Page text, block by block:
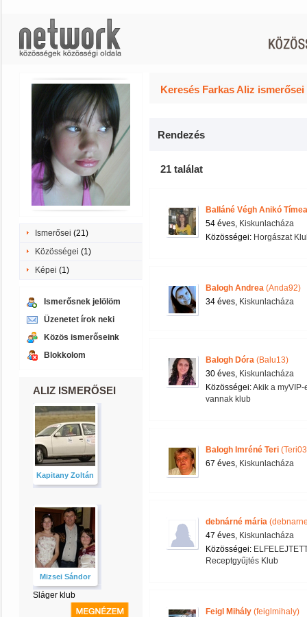
Ismerősei (21)
Közösségei (1)
Képei (1)
Ismerősnek jelölöm
Üzenetet írok neki
Közös ismerőseink
Blokkolom
ALIZ ISMERŐSEI
Kapitany Zoltán
Mizsei Sándor
Sláger klub
Keresés Farkas Aliz
Rendezés
21 találat
Balláné Végh Anikó Tímea
54 éves, Kiskunlacháza
Közösségei: Horgászat
Balogh Andrea (Anda92)
34 éves, Kiskunlacháza
Balogh Dóra (Balu13)
30 éves, Kiskunlacháza
Közösségei:Akik a
vannak klub
Balogh Imréné Teri
67 éves, Kiskunlacháza
debnárné mária
47 éves, Kiskunlacháza
Közösségei:
Receptgyűjtés Klub
Feigl Mihály (feiglmihaly)